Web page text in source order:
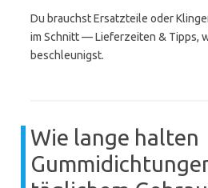
Du brauchst Ersatzteile oder
im Schnitt — Lieferzeiten & Tipps,
beschleunigst.
Wie lange halten